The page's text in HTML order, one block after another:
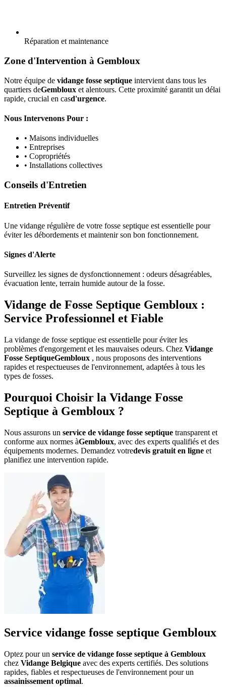
Réparation et maintenance
Zone d'Intervention à Gembloux
Notre équipe de vidange fosse septique intervient dans tous les
quartiers deGembloux et alentours. Cette proximité garantit un délai
rapide, crucial en casd'urgence.
Nous Intervenons Pour :
• Maisons individuelles
• Entreprises
• Copropriétés
• Installations collectives
Conseils d'Entretien
Entretien Préventif
Une vidange régulière de votre fosse septique est essentielle pour
éviter les débordements et maintenir son bon fonctionnement.
Signes d'Alerte
Surveillez les signes de dysfonctionnement : odeurs désagréables,
évacuation lente, terrain humide autour de la fosse.
Vidange de Fosse Septique Gembloux :
Service Professionnel et Fiable
La vidange de fosse septique est essentielle pour éviter les
problèmes d'engorgement et les mauvaises odeurs. Chez Vidange
Fosse SeptiqueGembloux , nous proposons des interventions
rapides et respectueuses de l'environnement, adaptées à tous les
types de fosses.
Pourquoi Choisir la Vidange Fosse
Septique à Gembloux ?
Nous assurons un service de vidange fosse septique transparent et
conforme aux normes àGembloux, avec des experts qualifiés et des
équipements modernes. Demandez votredevis gratuit en ligne et
planifiez une intervention rapide.
Service vidange fosse septique Gembloux
Optez pour un service de vidange fosse septique à Gembloux
chez Vidange Belgique avec des experts certifiés. Des solutions
rapides, fiables et respectueuses de l'environnement pour un
assainissement optimal.